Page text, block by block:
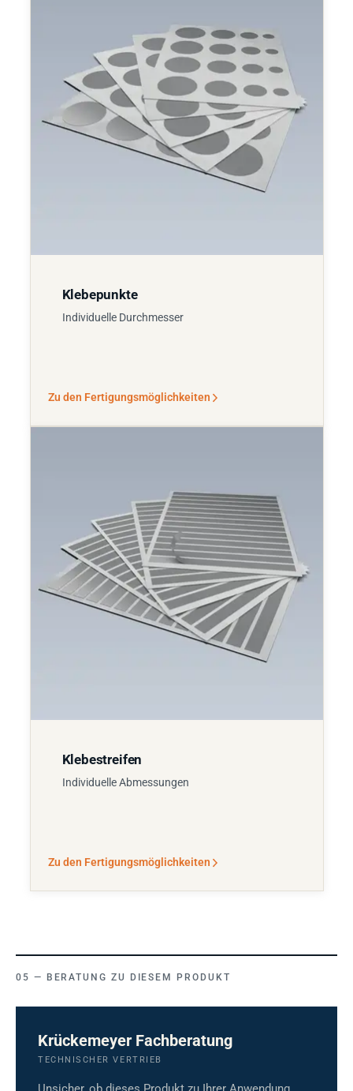
Klebepunkte
Individuelle Durchmesser
Zu den Fertigungsmöglichkeiten
Klebestreifen
Individuelle Abmessungen
Zu den Fertigungsmöglichkeiten
BERATUNG ZU DIESEM PRODUKT
Krückemeyer Fachberatung
TECHNISCHER VERTRIEB